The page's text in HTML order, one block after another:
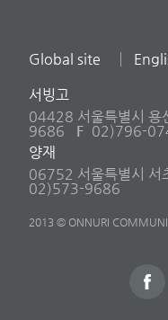
Global site
서빙고
04428 서울특별시 용
9686
F 02)796-
양재
06752 서울특별시 서
02)573-9686
2013 © ONNURI